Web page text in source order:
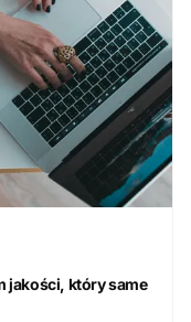
jakości, który same